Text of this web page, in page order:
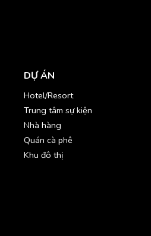
DỰ ÁN
Hotel/Resort
Trung tâm sự kiện
Nhà hàng
Quán cà phê
Khu đô thị